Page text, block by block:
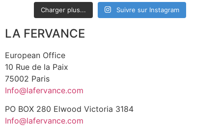
Charger plus... Suivre sur Instagram
LA FERVANCE
European Office
10 Rue de la Paix
75002 Paris
Info@lafervance.com
PO BOX 280 Elwood Victoria 3184
Info@lafervance.com